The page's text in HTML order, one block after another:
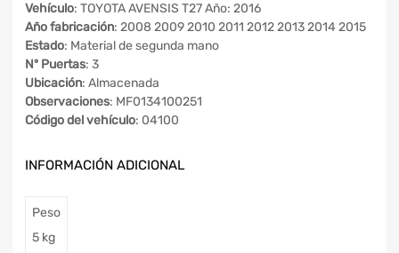
Vehículo: TOYOTA AVENSIS T27 Año: 2016
Año fabricación: 2008 2009 2010 2011 2012 2013 2014 2015
Estado: Material de segunda mano
Nº Puertas: 3
Ubicación: Almacenada
Observaciones: MF0134100251
Código del vehículo: 04100
INFORMACIÓN ADICIONAL
Peso
5 kg